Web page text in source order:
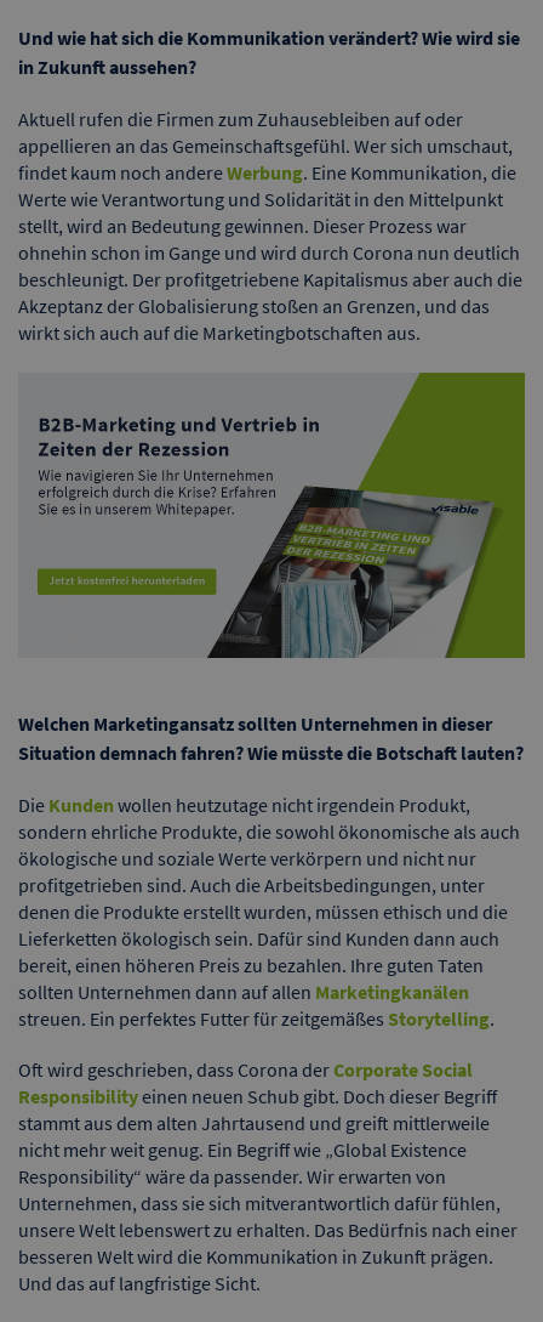
Und wie hat sich die Kommunikation verändert? Wie wird sie
in Zukunft aussehen?
Aktuell rufen die Firmen zum Zuhausebleiben auf oder
appellieren an das Gemeinschaftsgefühl. Wer sich umschaut,
findet kaum noch andereWerbung. Eine Kommunikation, die
Werte wie Verantwortung und Solidarität in den Mittelpunkt
stellt, wird an Bedeutung gewinnen. Dieser Prozess war
ohnehin schon im Gange und wird durch Corona nun deutlich
beschleunigt. Der profitgetriebene Kapitalismus aber auch die
Akzeptanz der Globalisierung stoßen an Grenzen, und das
wirkt sich auch auf die Marketingbotschaften aus.
Welchen Marketingansatz sollten Unternehmen in dieser
Situation demnach fahren? Wie müsste die Botschaft lauten?
Die Kunden wollen heutzutage nicht irgendein Produkt,
sondern ehrliche Produkte, die sowohl ökonomische als auch
ökologische und soziale Werte verkörpern und nicht nur
profitgetrieben sind. Auch die Arbeitsbedingungen, unter
denen die Produkte erstellt wurden, müssen ethisch und die
Lieferketten ökologisch sein. Dafür sind Kunden dann auch
bereit, einen höheren Preis zu bezahlen. Ihre guten Taten
sollten Unternehmen dann auf allen Marketingkanälen
streuen. Ein perfektes Futter für zeitgemäßes Storytelling.
Oft wird geschrieben, dass Corona derCorporate Social
Responsibilityeinen neuen Schub gibt. Doch dieser Begriff
stammt aus dem alten Jahrtausend und greift mittlerweile
nicht mehr weit genug. Ein Begriff wie „Global Existence
Responsibility“ wäre da passender. Wir erwarten von
Unternehmen, dass sie sich mitverantwortlich dafür fühlen,
unsere Welt lebenswert zu erhalten. Das Bedürfnis nach einer
besseren Welt wird die Kommunikation in Zukunft prägen.
Und das auf langfristige Sicht.